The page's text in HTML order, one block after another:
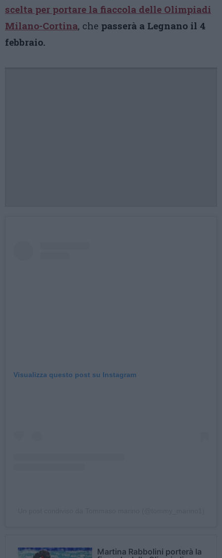
scelta per portare la fiaccola delle Olimpiadi
Milano-Cortina, che passerà a Legnano il 4
febbraio.
Visualizza questo post su Instagram